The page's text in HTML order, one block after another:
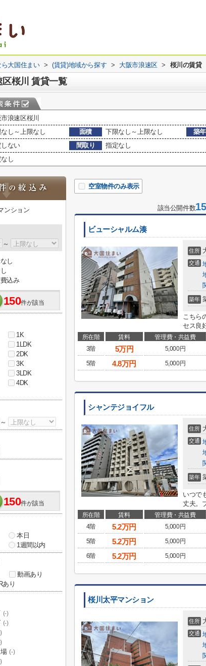
大国住まい > (賃貸)地域から探す > 大阪市浪速区 > 桜川の賃貸
区桜川 賃貸一覧
浪速区桜川
し～上限なし 面積 下限なし～上限なし 築
ない 間取り
指定なし
し
空室物件のみ表示
該当公開件数
ビューシャルム湊
住所
交通
築年
こちら
セス良
所在階 賃料 管理費・共益費
3階
5万円 5,000円
5階
4.8万円 5,000円
シャンテジョイフル
住所
交通
築年
いつで
丈夫。
所在階 賃料 管理費・共益費
4階
5.2万円 5,000円
5階
5.2万円 5,000円
6階
5.2万円 5,000円
桜川太平マンション
住所
交通
ンション
～
し
込み
150件が該当
1K
1LDK
2DK
3K
3LDK
4DK
～
150件が該当
本日
1週間以内
動画あり
あり
(-)
(-)
(-)